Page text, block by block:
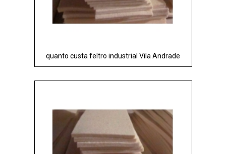
quanto custa feltro industrial Vila Andrade